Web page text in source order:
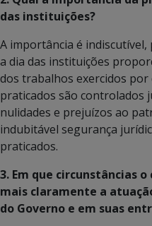
das instituições?
A importância é indiscutível,
a dia das instituições
dos trabalhos exercidos
praticados são controlados
nulidades e prejuízos ao
indubitável segurança
praticados.
3. Em que circunstâncias
mais claramente a
do Governo e em suas